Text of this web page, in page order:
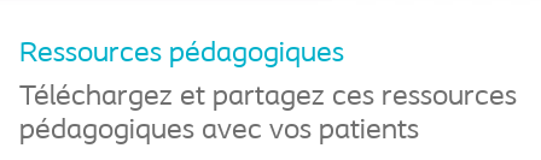
Ressources pédagogiques
Téléchargez et partagez ces ressources
pédagogiques avec vos patients